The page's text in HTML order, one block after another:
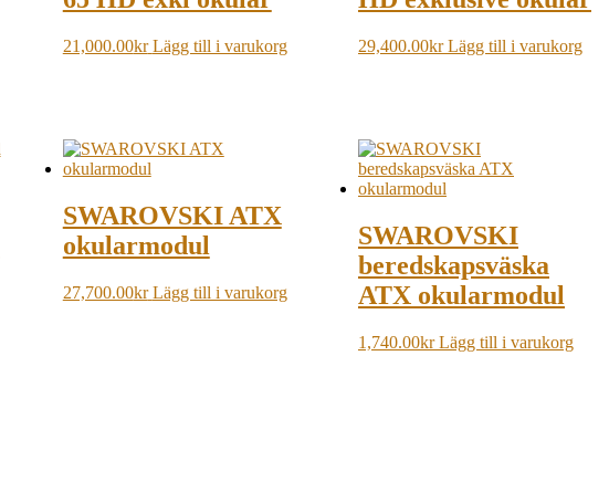
21,000.00kr Lägg till i varukorg 29,400.00kr Lägg till i varukorg
SWAROVSKI ATX
okularmodul
27,700.00kr Lägg till i varukorg
SWAROVSKI
beredskapsväska
ATX okularmodul
1,740.00kr Lägg till i varukorg